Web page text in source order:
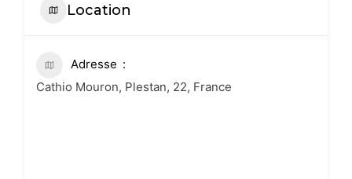
Location
Adresse
Cathio Mouron, Plestan, 22, France